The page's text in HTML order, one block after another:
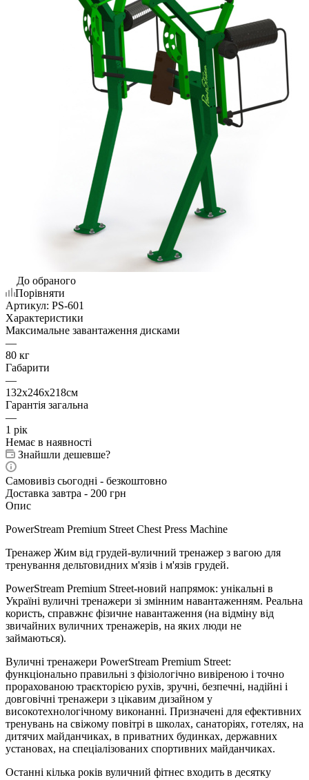
До обраного
Порівняти
Артикул: PS-601
Характеристики
Максимальне завантаження дисками
—
80 кг
Габарити
—
132х246х218см
Гарантія загальна
—
1 рік
Немає в наявності
Знайшли дешевше?
Самовивіз сьогодні - безкоштовно
Доставка завтра - 200 грн
Опис
PowerStream Premium Street Chest Press Machine
Тренажер Жим від грудей-вуличний тренажер з вагою для
тренування дельтовидних м'язів і м'язів грудей.
PowerStream Premium Street-новий напрямок: унікальні в
Україні вуличні тренажери зі змінним навантаженням. Реальна
користь, справжнє фізичне навантаження (на відміну від
звичайних вуличних тренажерів, на яких люди не
займаються).
Вуличні тренажери PowerStream Premium Street:
функціонально правильні з фізіологічно вивіреною і точно
прорахованою траєкторією рухів, зручні, безпечні, надійні і
довговічні тренажери з цікавим дизайном у
високотехнологічному виконанні. Призначені для ефективних
тренувань на свіжому повітрі в школах, санаторіях, готелях, на
дитячих майданчиках, в приватних будинках, державних
установах, на спеціалізованих спортивних майданчиках.
Останні кілька років вуличний фітнес входить в десятку